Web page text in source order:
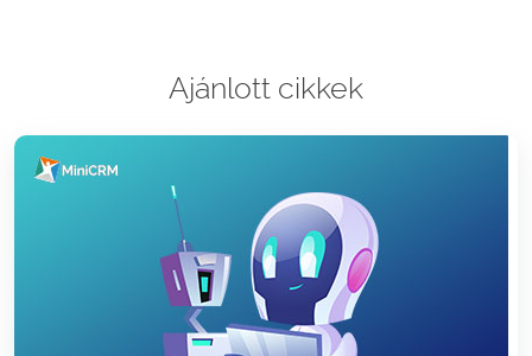
Ajánlott cikkek